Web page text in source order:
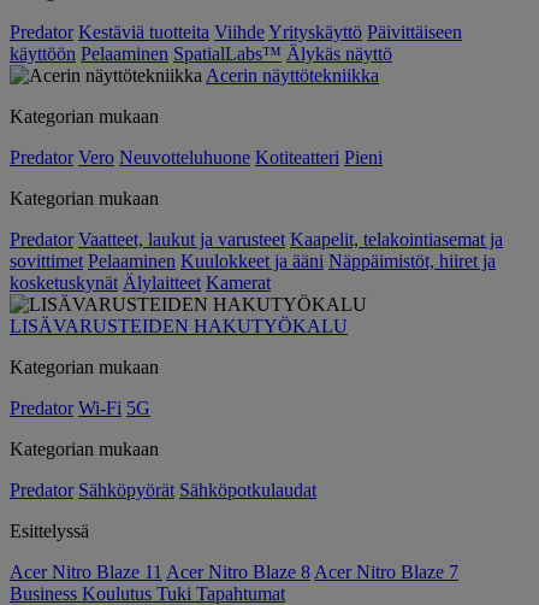
Predator Kestäviä tuotteita ViihdeYrityskäyttö Päivittäiseen
käyttöön Pelaaminen SpatialLabs™ Älykäs näyttö
Acerin näyttötekniikka
Kategorian mukaan
Predator Vero Neuvotteluhuone Kotiteatteri Pieni
Kategorian mukaan
Predator Vaatteet, laukut ja varusteet Kaapelit, telakointiasemat ja
sovittimet Pelaaminen Kuulokkeet ja ääni Näppäimistöt, hiiret ja
kosketuskynät Älylaitteet Kamerat
LISÄVARUSTEIDEN HAKUTYÖKALU
Kategorian mukaan
Predator Wi-Fi 5G
Kategorian mukaan
Predator Sähköpyörät Sähköpotkulaudat
Esittelyssä
Acer Nitro Blaze 11 Acer Nitro Blaze 8 Acer Nitro Blaze 7
Business Koulutus Tuki Tapahtumat